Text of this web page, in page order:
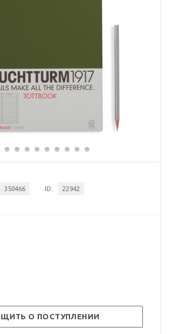
350466 ID: 22942
О ПОСТУПЛЕНИИ